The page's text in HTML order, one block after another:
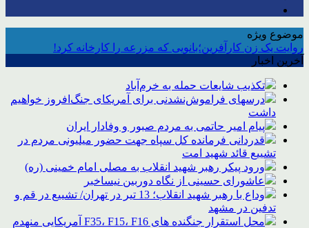
موضوع ویژه
روایت یک زن کارآفرین؛بانویی که مزرعه را کارخانه کرد!
آخرین اخبار
تکذیب شایعات حمله به خرم‌آباد
درسهای فراموش‌نشدنی برای آمریکای جنگ‌افروز خواهیم
داشت
پیام امیر حاتمی به مردم صبور و وفادار ایران
قدردانی فرمانده کل سپاه جهت حضور میلیونی مردم در
تشییع قائد شهید امت
ورود پیکر رهبر شهید انقلاب به مصلی امام خمینی (ره)
عاشورای حسینی از نگاه دوربین نیساخبر
وداع با رهبر شهید انقلاب؛ 13 تیر در تهران/ تشییع در قم و
تدفین در مشهد
محل استقرار جنگنده های F35، F15، F16 آمریکایی منهدم